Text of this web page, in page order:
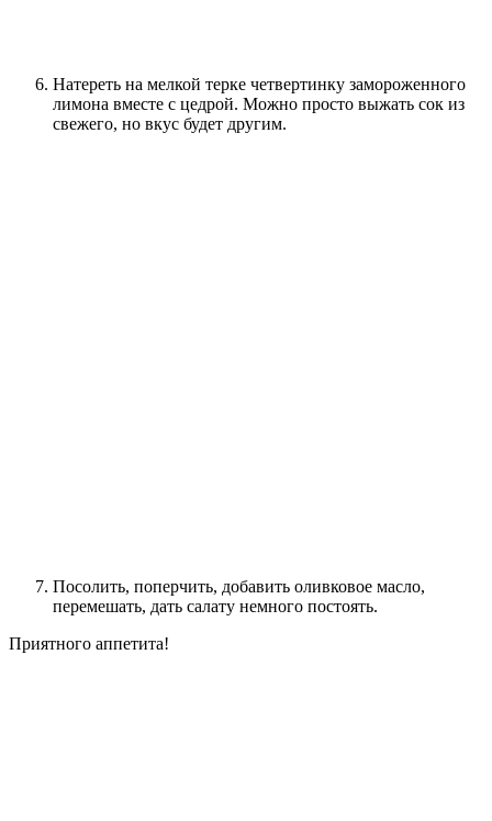
Натереть на мелкой терке четвертинку замороженного
лимона вместе с цедрой. Можно просто выжать сок из
свежего, но вкус будет другим.
Посолить, поперчить, добавить оливковое масло,
перемешать, дать салату немного постоять.
Приятного аппетита!